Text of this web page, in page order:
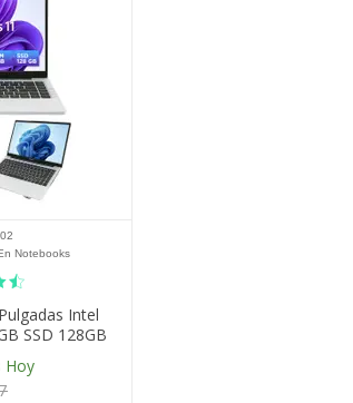
Notebooks
Intel
SSD 128GB
Hoy